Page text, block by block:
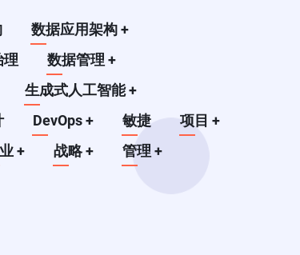
数据应用架构+
理 数据管理+
生成式人工智能+
DevOps+ 敏捷 项目+
+ 战略+ 管理+